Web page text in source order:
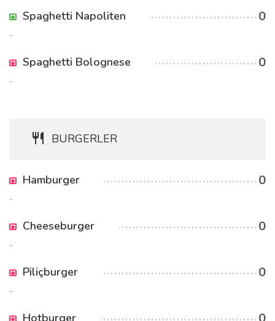
Spaghetti Napoliten 0
..
Spaghetti Bolognese 0
..
BURGERLER
Hamburger 0
..
Cheeseburger 0
..
Piliçburger 0
..
Hotburger